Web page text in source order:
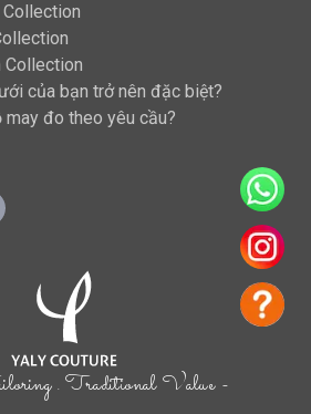
. Traditional Value -
Collection
của bạn trở nên đặc biệt?
đo theo yêu cầu?